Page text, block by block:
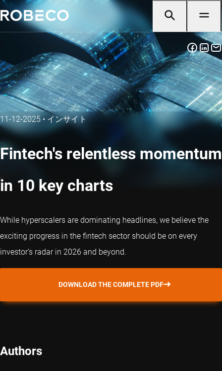
11-12-2025• インサイト
Fintech's relentless momentum
in 10 key charts
While hyperscalers are dominating headlines, we believe the
exciting progress in the fintech sector should be on every
investor’s radar in 2026 and beyond.
DOWNLOAD THE COMPLETE PDF
Authors